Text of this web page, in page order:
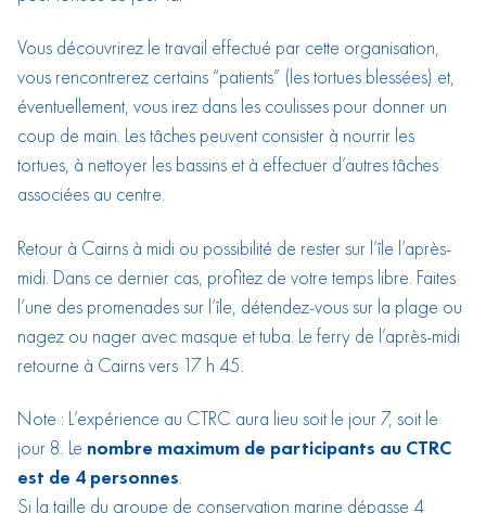
Vous découvrirez le travail effectué par cette organisation,
vous rencontrerez certains “patients” (les tortues blessées) et,
éventuellement, vous irez dans les coulisses pour donner un
coup de main. Les tâches peuvent consister à nourrir les
tortues, à nettoyer les bassins et à effectuer d’autres tâches
associées au centre.
Retour à Cairns à midi ou possibilité de rester sur l’île l’après-
midi. Dans ce dernier cas, profitez de votre temps libre. Faites
l’une des promenades sur l’île, détendez-vous sur la plage ou
nagez ou nager avec masque et tuba. Le ferry de l’après-midi
retourne à Cairns vers 17 h 45.
Note : L’expérience au CTRC aura lieu soit le jour 7, soit le
jour 8. Le nombre maximum de participants au CTRC
est de 4 personnes.
Si la taille du groupe de conservation marine dépasse 4